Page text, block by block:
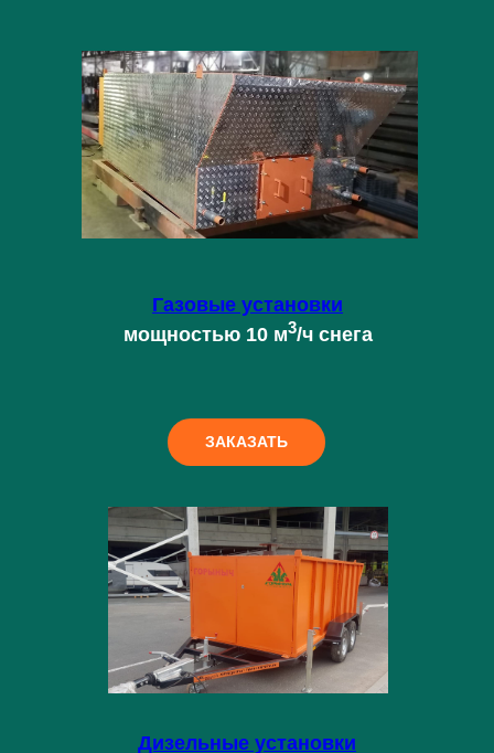
Газовые установки
мощностью 10 м3/ч снега
Дизельные установки
ЗАКАЗАТЬ